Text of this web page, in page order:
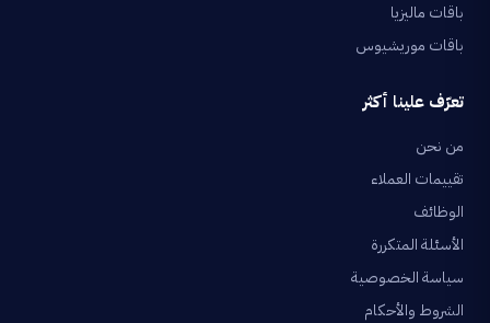
باقات ماليزيا
باقات موريشيوس
تعرّف علينا أكثر
من نحن
تقييمات العملاء
الوظائف
الأسئلة المتكررة
سياسة الخصوصية
الشروط والأحكام